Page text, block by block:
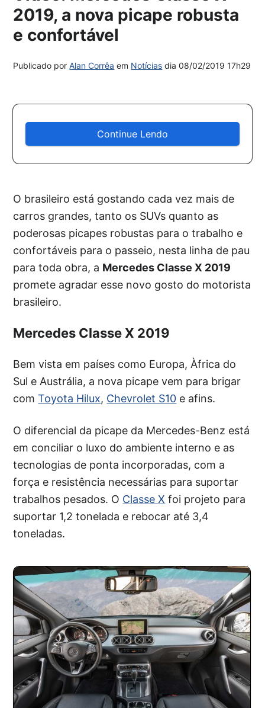
2019, a nova picape robusta
e confortável
Publicado porAlan Corrêa em Notícias dia08/02/2019 17h29
Continue Lendo
O brasileiro está gostando cada vez mais de
carros grandes, tanto os SUVs quanto as
poderosas picapes robustas para o trabalho e
confortáveis para o passeio, nesta linha de pau
para toda obra, a Mercedes Classe X 2019
promete agradar esse novo gosto do motorista
brasileiro.
Mercedes Classe X 2019
Bem vista em países como Europa, Àfrica do
Sul e Austrália, a nova picape vem para brigar
comToyota Hilux, Chevrolet S10 e afins.
O diferencial da picape da Mercedes-Benz está
em conciliar o luxo do ambiente interno e as
tecnologias de ponta incorporadas, com a
força e resistência necessárias para suportar
trabalhos pesados. O Classe X foi projeto para
suportar 1,2 tonelada e rebocar até 3,4
toneladas.